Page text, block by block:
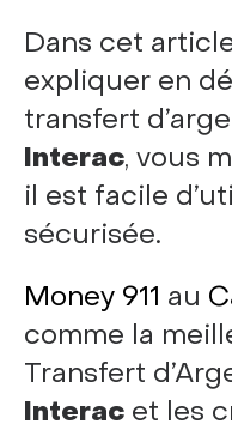
Dans cet
expliquer en
transfert
Interac, vous
il est facile
sécurisée.
Money 911 au
comme la
Transfert
Interac et les